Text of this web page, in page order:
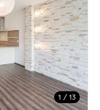
1 / 13